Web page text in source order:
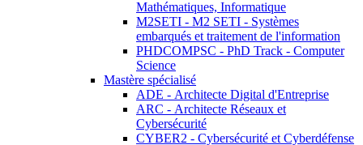
Mathématiques, Informatique
M2SETI - M2 SETI - Systèmes
embarqués et traitement de l'information
PHDCOMPSC - PhD Track - Computer
Science
Mastère spécialisé
ADE - Architecte Digital d'Entreprise
ARC - Architecte Réseaux et
Cybersécurité
CYBER2 - Cybersécurité et Cyberdéfense